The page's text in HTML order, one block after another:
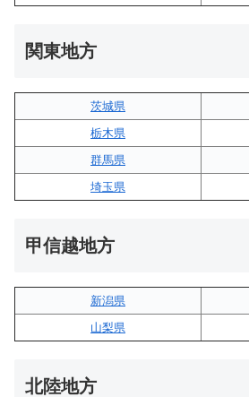
関東地方
茨城県
栃木県
群馬県
埼玉県
甲信越地方
新潟県
山梨県
北陸地方